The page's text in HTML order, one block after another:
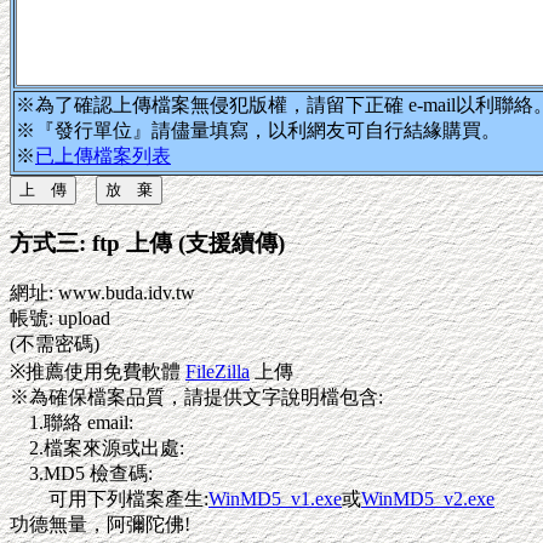
※為了確認上傳檔案無侵犯版權，請留下正確 e-mail以利聯絡
※『發行單位』請儘量填寫，以利網友可自行結緣購買。
※已上傳檔案列表
方式三: ftp 上傳 (支援續傳)
網址: www.buda.idv.tw
帳號: upload
(不需密碼)
※推薦使用免費軟體FileZilla上傳
※為確保檔案品質，請提供文字說明檔包含:
1.聯絡 email:
2.檔案來源或出處:
3.MD5 檢查碼:
可用下列檔案產生:WinMD5_v1.exe或WinMD5_v2.exe
功德無量，阿彌陀佛!